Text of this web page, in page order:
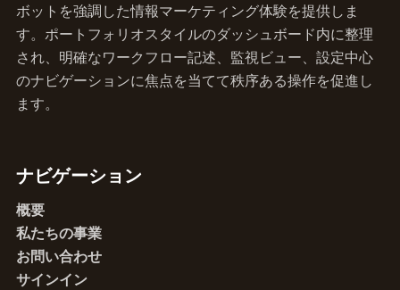
ボットを強調した情報マーケティング体験を提供しま
す。ポートフォリオスタイルのダッシュボード内に整理
され、明確なワークフロー記述、監視ビュー、設定中心
のナビゲーションに焦点を当てて秩序ある操作を促進し
ます。
ナビゲーション
概要
私たちの事業
お問い合わせ
サインイン